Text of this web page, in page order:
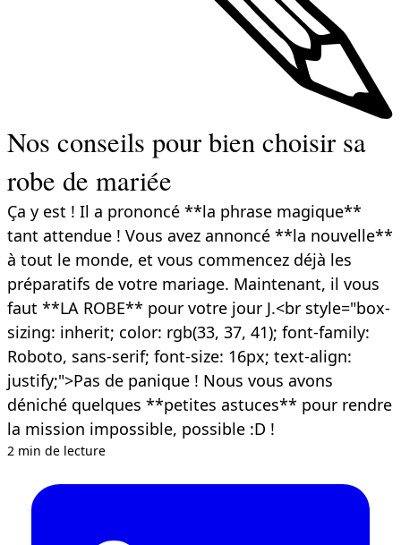
Nos conseils pour bien choisir sa
robe de mariée
Ça y est ! Il a prononcé **la phrase magique**
tant attendue ! Vous avez annoncé **la nouvelle**
à tout le monde, et vous commencez déjà les
préparatifs de votre mariage. Maintenant, il vous
faut **LA ROBE** pour votre jour J.<br style="box-
sizing: inherit; color: rgb(33, 37, 41); font-family:
Roboto, sans-serif; font-size: 16px; text-align:
justify;">Pas de panique ! Nous vous avons
déniché quelques **petites astuces** pour rendre
la mission impossible, possible :D !
2 min de lecture